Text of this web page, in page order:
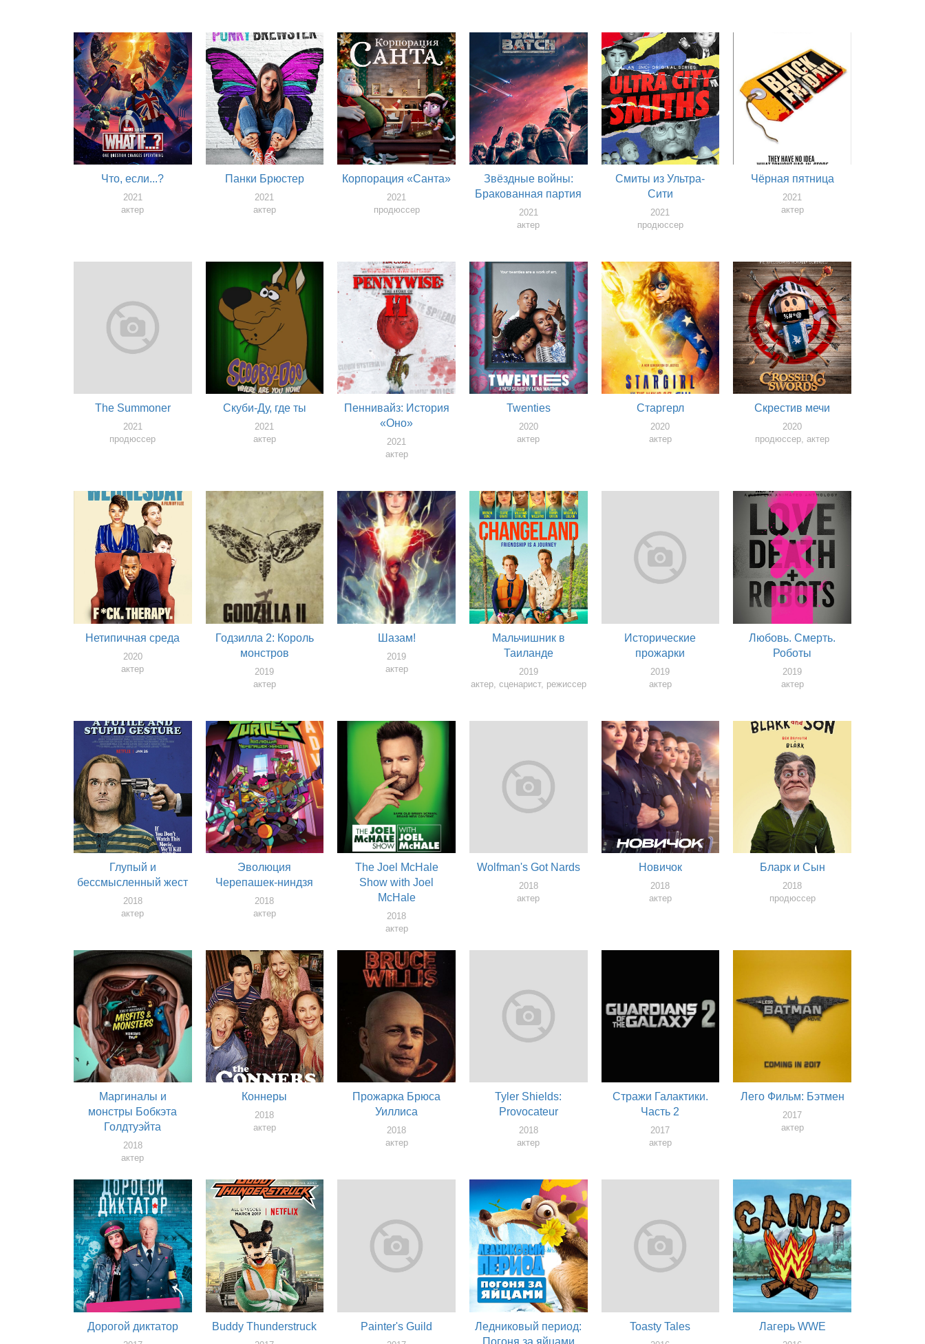
Что, если...?
2021
актер
Панки Брюстер
2021
актер
Корпорация «Санта»
2021
продюссер
Звёздные войны:
Бракованная партия
2021
актер
Смиты из Ультра-
Сити
2021
продюссер
Чёрная пятница
2021
актер
The Summoner
2021
продюссер
Скуби-Ду, где ты
2021
актер
Пеннивайз: История
«Оно»
2021
актер
Twenties
2020
актер
Старгерл
2020
актер
Скрестив мечи
2020
продюссер, актер
Нетипичная среда
2020
актер
Годзилла 2: Король
монстров
2019
актер
Шазам!
2019
актер
Мальчишник в
Таиланде
2019
актер, сценарист, режиссер
Исторические
прожарки
2019
актер
Любовь. Смерть.
Роботы
2019
актер
Глупый и
бессмысленный жест
2018
актер
Эволюция
Черепашек-ниндзя
2018
актер
The Joel McHale
Show with Joel
McHale
2018
актер
Wolfman's Got Nards
2018
актер
Новичок
2018
актер
Бларк и Сын
2018
продюссер
Маргиналы и
монстры Бобкэта
Голдтуэйта
2018
актер
Коннеры
2018
актер
Прожарка Брюса
Уиллиса
2018
актер
Tyler Shields:
Provocateur
2018
актер
Стражи Галактики.
Часть 2
2017
актер
Лего Фильм: Бэтмен
2017
актер
Дорогой диктатор Buddy Thunderstruck Painter's Guild
Ледниковый период:
Погоня за яйцами
Toasty Tales Лагерь WWE